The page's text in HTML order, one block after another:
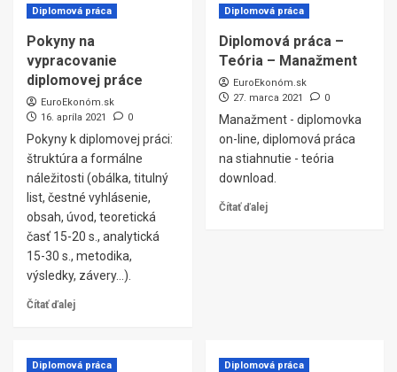
Diplomová práca
Pokyny na
vypracovanie
diplomovej práce
EuroEkonóm.sk
16. apríla 2021
0
Pokyny k diplomovej práci:
štruktúra a formálne
náležitosti (obálka, titulný
list, čestné vyhlásenie,
obsah, úvod, teoretická
časť 15-20 s., analytická
15-30 s., metodika,
výsledky, závery…).
Čítať ďalej
Diplomová práca
Diplomová práca –
Teória – Manažment
EuroEkonóm.sk
27. marca 2021
0
Manažment - diplomovka
on-line, diplomová práca
na stiahnutie - teória
download.
Čítať ďalej
Diplomová práca Diplomová práca